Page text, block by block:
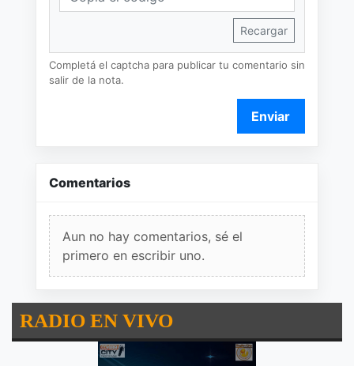
Recargar
Completá el captcha para publicar tu comentario sin
salir de la nota.
Enviar
Comentarios
Aun no hay comentarios, sé el
primero en escribir uno.
RADIO EN VIVO